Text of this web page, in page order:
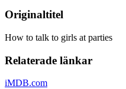
Originaltitel
How to talk to girls at parties
Relaterade länkar
iMDB.com